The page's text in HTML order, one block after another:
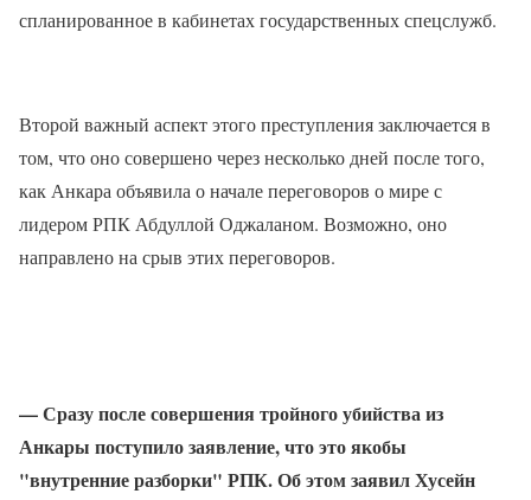
спланированное в кабинетах государственных спецслужб.
Второй важный аспект этого преступления заключается в
том, что оно совершено через несколько дней после того,
как Анкара объявила о начале переговоров о мире с
лидером РПК Абдуллой Оджаланом. Возможно, оно
направлено на срыв этих переговоров.
— Сразу после совершения тройного убийства из
Анкары поступило заявление, что это якобы
"внутренние разборки" РПК. Об этом заявил Хусейн